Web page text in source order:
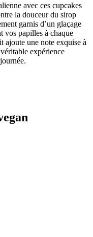
avec ces cupcakes
la douceur du sirop
garnis d’un glaçage
vos papilles à chaque
ajoute une note exquise à
expérience